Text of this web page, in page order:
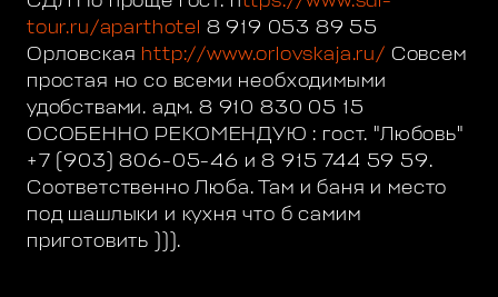
tour.ru/aparthotel 8 919 053 89 55
Орловская http://www.orlovskaja.ru/ Совсем
простая но со всеми необходимыми
удобствами. адм. 8 910 830 05 15
ОСОБЕННО РЕКОМЕНДУЮ : гост. "Любовь"
+7 (903) 806-05-46 и 8 915 744 59 59.
Соответственно Люба. Там и баня и место
под шашлыки и кухня что б самим
приготовить ))).